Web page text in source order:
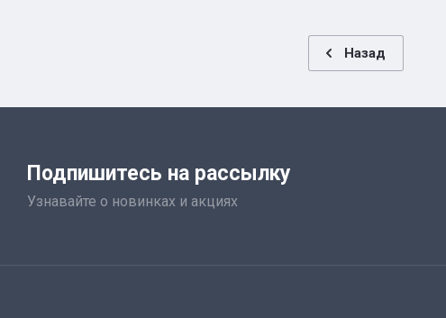
Назад
Подпишитесь на рассылку
Узнавайте о новинках и акциях